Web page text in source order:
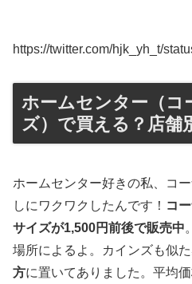
https://twitter.com/hjk_yh_t/
ホームセンター（コ
ズ）で買える？店舗
ホームセンター好きの私、コ
しにワクワクしたんです！ コ
サイズが1,500円前後で販売中
場所によるよ。カインズも似た
方に置いてありました。平均